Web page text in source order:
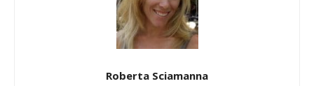
Roberta Sciamanna